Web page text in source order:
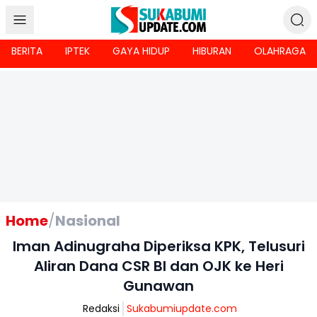
BERITA IPTEK GAYA HIDUP HIBURAN OLAHRAGA
Home/Nasional
Iman Adinugraha Diperiksa KPK, Telusuri
Aliran Dana CSR BI dan OJK ke Heri
Gunawan
Redaksi Sukabumiupdate.com